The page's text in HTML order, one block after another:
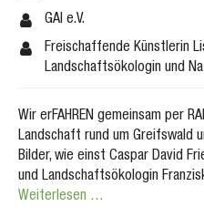
GAI e.V.
Freischaffende Künstlerin
Landschaftsökologin und
Wir erFAHREN gemeinsam per
Landschaft rund um Greifswald
Bilder, wie einst Caspar David
und Landschaftsökologin
Weiterlesen …